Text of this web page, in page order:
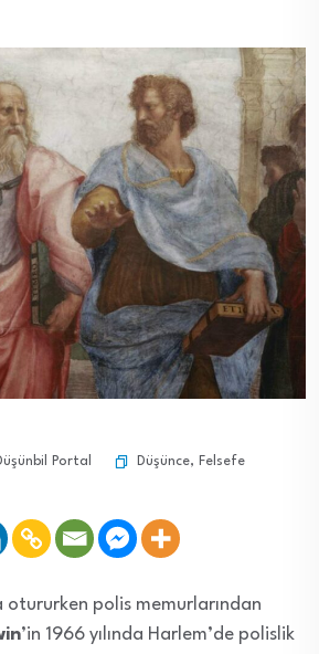
Portal Düşünce, Felsefe
otururken polis memurlarından
’in 1966 yılında Harlem’de polislik